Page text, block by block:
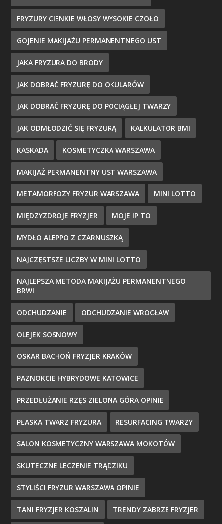
FRYZURY CIENKIE WŁOSY WYSOKIE CZOŁO
GOJENIE MAKIJAŻU PERMANENTNEGO UST
JAKA FRYZURA DO BRODY
JAK DOBRAĆ FRYZURĘ DO OKULARÓW
JAK DOBRAĆ FRYZURĘ DO POCIĄGŁEJ TWARZY
JAK ODMŁODZIĆ SIĘ FRYZURĄ KALKULATOR BMI
KASKADA KOSMETYCZKA WARSZAWA
MAKIJAŻ PERMANENTNY UST WARSZAWA
METAMORFOZY FRYZUR WARSZAWA MINI LOTTO
MIĘDZYZDROJE FRYZJER MOJE IP TO
MYDŁO ALEPPO Z CZARNUSZKĄ
NAJCZĘSTSZE LICZBY W MINI LOTTO
NAJLEPSZA METODA MAKIJAŻU PERMANENTNEGO
BRWI
ODCHUDZANIE ODCHUDZANIE WROCŁAW
OLEJEK SOSNOWY
OSKAR BACHOŃ FRYZJER KRAKÓW
PAZNOKCIE HYBRYDOWE KATOWICE
PRZEDŁUŻANIE RZĘS ZIELONA GÓRA OPINIE
PŁASKA TWARZ FRYZURA RESURFACING TWARZY
SALON KOSMETYCZNY WARSZAWA MOKOTÓW
SKUTECZNE LECZENIE TRĄDZIKU
STYLIŚCI FRYZUR WARSZAWA OPINIE
TANI FRYZJER KOSZALIN TRENDY ZABRZE FRYZJER